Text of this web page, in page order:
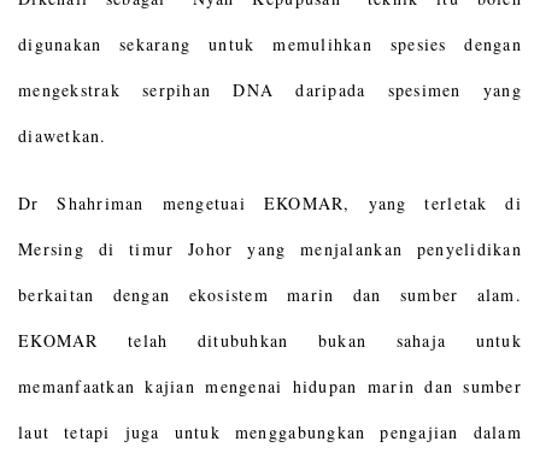
digunakan sekarang untuk memulihkan spesies dengan
mengekstrak serpihan DNA daripada spesimen yang
diawetkan.
Dr Shahriman mengetuai EKOMAR, yang terletak di
Mersing di timur Johor yang menjalankan penyelidikan
berkaitan dengan ekosistem marin dan sumber alam.
EKOMAR telah ditubuhkan bukan sahaja untuk
memanfaatkan kajian mengenai hidupan marin dan sumber
laut tetapi juga untuk menggabungkan pengajian dalam